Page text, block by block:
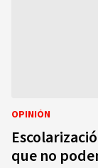
OPINIÓN
que no